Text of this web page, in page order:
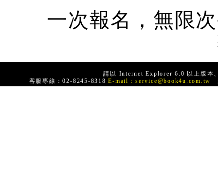
一次報名，無限
請以 Internet Explorer 6.0 以上版本
客服專線：02-8245-8318E-mail :service@book4u.com.tw